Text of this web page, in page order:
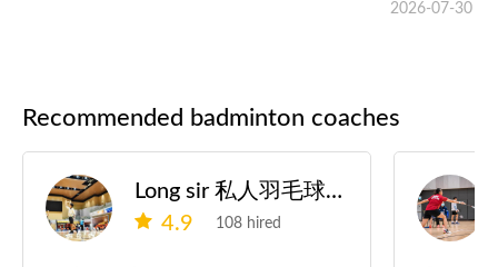
2026-07-30
Recommended badminton coaches
Long sir 私人羽毛球教練
4.9
108 hired